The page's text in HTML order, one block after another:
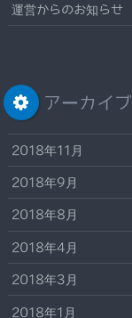
運営からのお知らせ
アーカイブ
2018年11月
2018年9月
2018年8月
2018年4月
2018年3月
2018年1月